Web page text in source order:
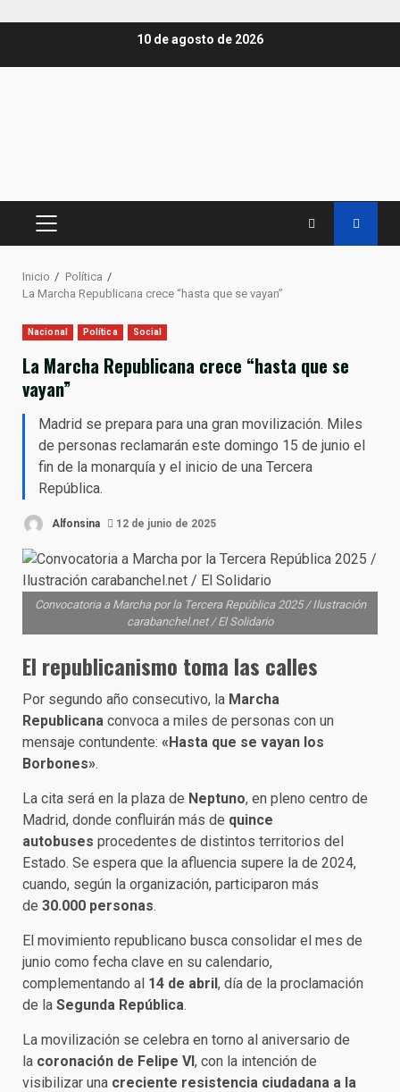
10 de agosto de 2026
MENÚ
Inicio
Política
La Marcha Republicana crece “hasta que se vayan”
Nacional Política Social
La Marcha Republicana crece “hasta que se
vayan”
Madrid se prepara para una gran movilización. Miles
de personas reclamarán este domingo 15 de junio el
fin de la monarquía y el inicio de una Tercera
República.
Alfonsina 12 de junio de 2025
Convocatoria a Marcha por la Tercera República 2025 / Ilustración
carabanchel.net / El Solidario
El republicanismo toma las calles
Por segundo año consecutivo, la Marcha
Republicana convoca a miles de personas con un
mensaje contundente: «Hasta que se vayan los
Borbones».
La cita será en la plaza de Neptuno, en pleno centro de
Madrid, donde confluirán más de quince
autobuses procedentes de distintos territorios del
Estado. Se espera que la afluencia supere la de 2024,
cuando, según la organización, participaron más
de 30.000 personas.
El movimiento republicano busca consolidar el mes de
junio como fecha clave en su calendario,
complementando al 14 de abril, día de la proclamación
de la Segunda República.
La movilización se celebra en torno al aniversario de
la coronación de Felipe VI, con la intención de
visibilizar una creciente resistencia ciudadana a la